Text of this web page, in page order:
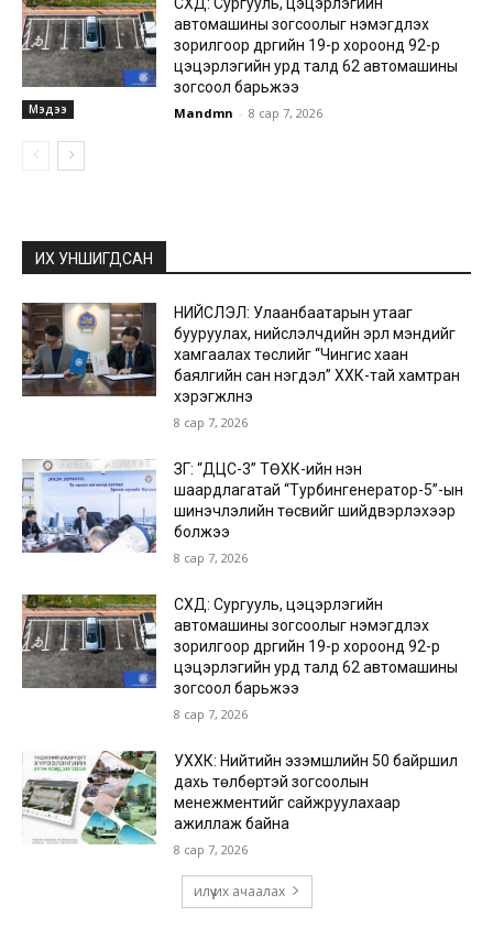
Мэдээ
автомашины зогсоолыг нэмэгдүүлэх
зорилгоор дүүргийн 19-р хороонд 92-р
цэцэрлэгийн урд талд 62 автомашины
зогсоол барьжээ
Mandmn - 8 сар 7, 2026
ИХ УНШИГДСАН
НИЙСЛЭЛ: Улаанбаатарын утааг
бууруулах, нийслэлчүүдийн эрүүл мэндийг
хамгаалах төслийг “Чингис хаан
баялгийн сан нэгдэл” ХХК-тай хамтран
хэрэгжүүлнэ
8 сар 7, 2026
ЗГ: “ДЦС-3” ТӨХК-ийн нэн
шаардлагатай “Турбингенератор-5”-ын
шинэчлэлийн төсвийг шийдвэрлэхээр
болжээ
8 сар 7, 2026
СХД: Сургууль, цэцэрлэгийн
автомашины зогсоолыг нэмэгдүүлэх
зорилгоор дүүргийн 19-р хороонд 92-р
цэцэрлэгийн урд талд 62 автомашины
зогсоол барьжээ
8 сар 7, 2026
УХХК: Нийтийн эзэмшлийн 50 байршил
дахь төлбөртэй зогсоолын
менежментийг сайжруулахаар
ажиллаж байна
8 сар 7, 2026
илүү их ачаалах